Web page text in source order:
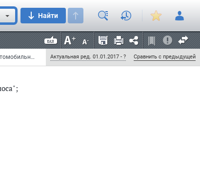
Найти
Федеральный закон от 11 июля 2011 г. N 193-ФЗ "О внесении изменений в Федеральный закон "Об автомобильных дорогах и о дорожной деятельности в Российской Федерации и о внесении изменений в отдельные законодательные акты Российской Федерации" и отдельные законодательные акты Российской Федерации" (с изменениями и дополнениями) Актуальная ред. 01.01.2017 - ? Сравнить с предыдущей
заменить словом "осуществляются",
переустройстве" заменить словами ",
слова "прокладка" дополнить словом ",